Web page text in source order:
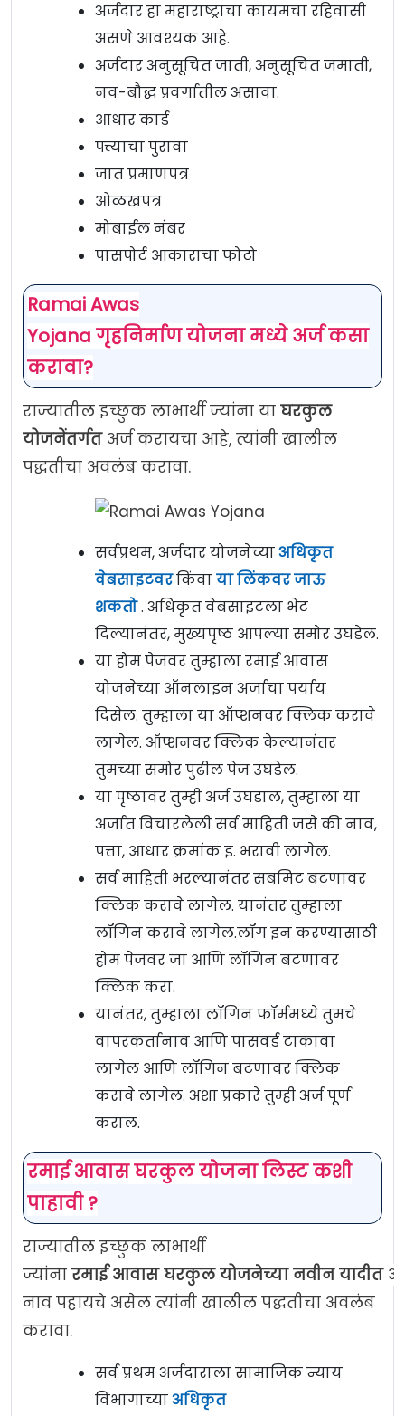
अर्जदार हा महाराष्ट्राचा कायमचा रहिवासी
असणे आवश्यक आहे.
अर्जदार अनुसूचित जाती, अनुसूचित जमाती,
नव-बौद्ध प्रवर्गातील असावा.
आधार कार्ड
पत्त्याचा पुरावा
जात प्रमाणपत्र
ओळखपत्र
मोबाईल नंबर
पासपोर्ट आकाराचा फोटो
Ramai Awas
Yojana गृहनिर्माणयोजनामध्येअर्ज कसा
करावा?
राज्यातील इच्छुक लाभार्थी ज्यांना या घरकुल
योजनेंतर्गतअर्ज करायचा आहे, त्यांनी खालील
पद्धतीचा अवलंब करावा.
सर्वप्रथम, अर्जदार योजनेच्याअधिकृत
वेबसाइटवरकिंवाया लिंकवर जाऊ
शकतो. अधिकृत वेबसाइटला भेट
दिल्यानंतर, मुख्यपृष्ठ आपल्या समोर उघडेल.
या होम पेजवर तुम्हाला रमाई आवास
योजनेच्या ऑनलाइन अर्जाचा पर्याय
दिसेल. तुम्हाला या ऑप्शनवर क्लिक करावे
लागेल. ऑप्शनवर क्लिक केल्यानंतर
तुमच्या समोर पुढील पेज उघडेल.
या पृष्ठावर तुम्ही अर्ज उघडाल, तुम्हाला या
अर्जात विचारलेली सर्व माहिती जसे की नाव,
पत्ता, आधार क्रमांक इ. भरावी लागेल.
सर्व माहिती भरल्यानंतर सबमिट बटणावर
क्लिक करावे लागेल. यानंतर तुम्हाला
लॉगिन करावे लागेल.लॉग इन करण्यासाठी
होम पेजवर जा आणि लॉगिन बटणावर
क्लिक करा.
यानंतर, तुम्हाला लॉगिन फॉर्ममध्ये तुमचे
वापरकर्तानाव आणि पासवर्ड टाकावा
लागेल आणि लॉगिन बटणावर क्लिक
करावे लागेल. अशा प्रकारे तुम्ही अर्ज पूर्ण
कराल.
रमाई आवास घरकुल योजना लिस्ट कशी
पाहावी ?
राज्यातील इच्छुक लाभार्थी
ज्यांना रमाईआवासघरकुलयोजनेच्यानवीनयादीत
नाव पहायचे असेल त्यांनी खालील पद्धतीचा अवलंब
करावा.
सर्व प्रथम अर्जदाराला सामाजिक न्याय
विभागाच्याअधिकृत